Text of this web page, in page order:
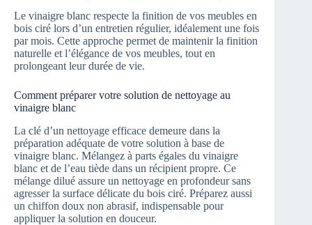
Le vinaigre blanc respecte la finition de vos meubles en
bois ciré lors d’un entretien régulier, idéalement une fois
par mois. Cette approche permet de maintenir la finition
naturelle et l’élégance de vos meubles, tout en
prolongeant leur durée de vie.
Comment préparer votre solution de nettoyage au
vinaigre blanc
La clé d’un nettoyage efficace demeure dans la
préparation adéquate de votre solution à base de
vinaigre blanc. Mélangez à parts égales du vinaigre
blanc et de l’eau tiède dans un récipient propre. Ce
mélange dilué assure un nettoyage en profondeur sans
agresser la surface délicate du bois ciré. Préparez aussi
un chiffon doux non abrasif, indispensable pour
appliquer la solution en douceur.